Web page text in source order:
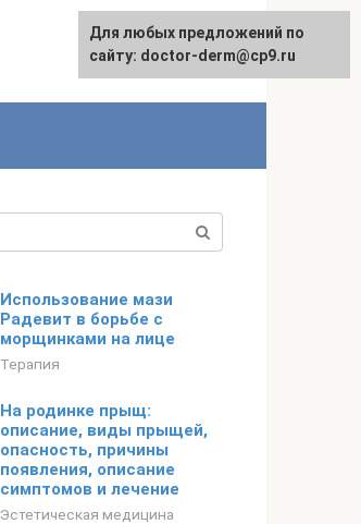
Использование мази
Радевит в борьбе с
морщинками на лице
Терапия
На родинке прыщ:
описание, виды прыщей,
опасность, причины
появления, описание
симптомов и лечение
Эстетическая медицина
Для любых предложений по
сайту: doctor-derm@cp9.ru